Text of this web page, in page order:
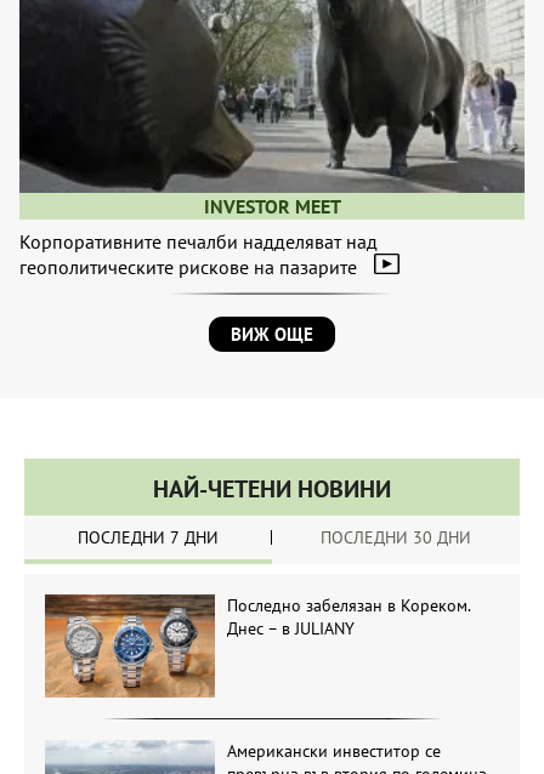
INVESTOR MEET
Корпоративните печалби надделяват над
геополитическите рискове на пазарите
ВИЖ ОЩЕ
НАЙ-ЧЕТЕНИ НОВИНИ
ПОСЛЕДНИ 7 ДНИ ПОСЛЕДНИ 30 ДНИ
Последно забелязан в Кореком.
Днес – в JULIANY
Американски инвеститор се